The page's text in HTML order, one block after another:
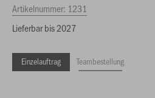
Artikelnummer: 1231
Lieferbar bis 2027
Einzelauftrag Teambestellung